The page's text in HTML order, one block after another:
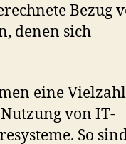
Bezug
denen sich
eine
von IT-
So